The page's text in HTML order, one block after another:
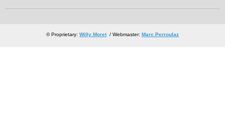
© Proprietary: Willy Moret/ Webmaster: Marc Perroulaz